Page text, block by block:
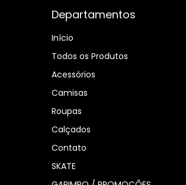
Departamentos
Início
Todos os Produtos
Acessórios
Camisas
Roupas
Calçados
Contato
SKATE